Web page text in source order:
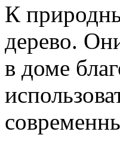
К
дерево.
в доме